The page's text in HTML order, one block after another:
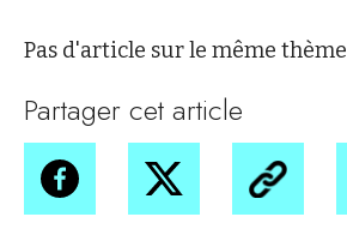
Pas d'article sur le même thème
Partager cet article